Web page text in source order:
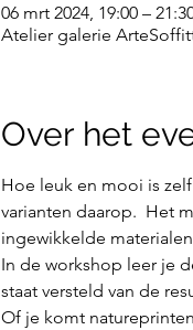
06 mrt 2024, 19:00 –
Atelier galerie
Over het
Hoe leuk en mooi is
varianten daarop.  Het
ingewikkelde
In de workshop leer je
staat versteld van de
Of je komt